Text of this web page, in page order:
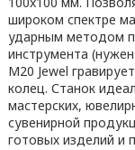
широком спектре
ударным методом
инструмента
M20 Jewel
колец. Станок
мастерских,
сувенирной
готовых изделий и